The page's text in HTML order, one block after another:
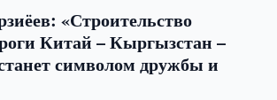
«Строительство
Китай – Кыргызстан –
символом дружбы и